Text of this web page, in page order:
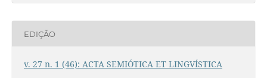
EDIÇÃO
v. 27 n. 1 (46): ACTA SEMIÓTICA ET LINGVÍSTICA